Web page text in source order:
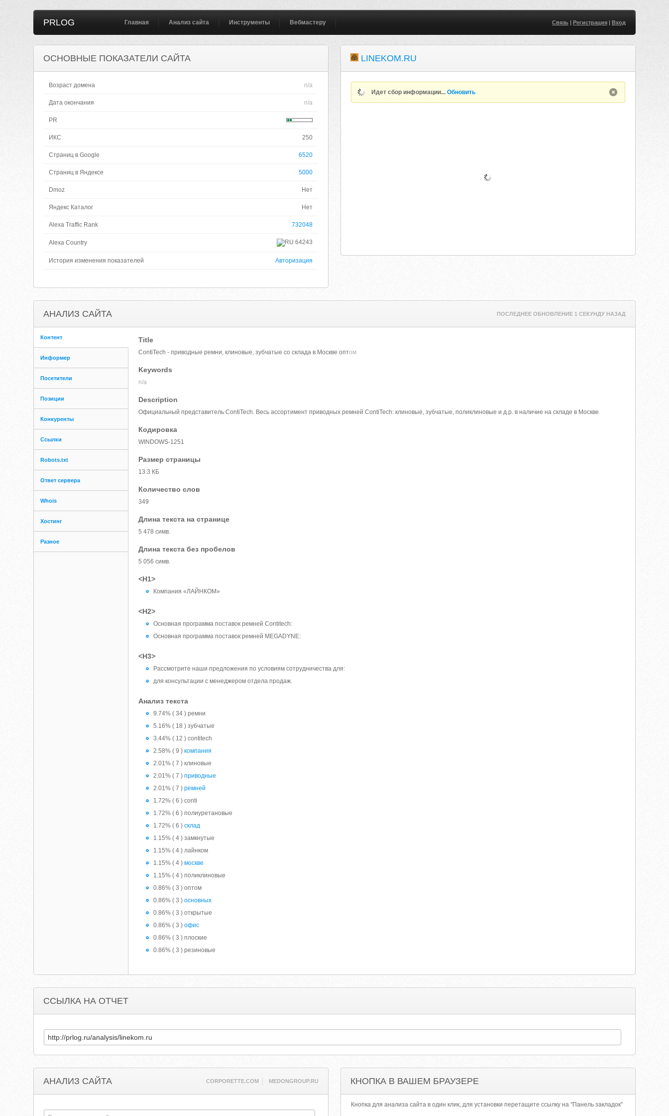
PRLOG Главная Анализ сайта Инструменты Вебмастеру Связь| Регистрация| Вход
ОСНОВНЫЕ ПОКАЗАТЕЛИ САЙТА
Возраст домена n/a
Дата окончания n/a
PR
ИКС 250
Страниц в Google 6520
Страниц в Яндексе 5000
Dmoz Нет
Яндекс Каталог Нет
Alexa Traffic Rank 732048
Alexa Country 64243
История изменения показателей Авторизация
LINEKOM.RU
Идет сбор информации...Обновить
АНАЛИЗ САЙТА ПОСЛЕДНЕЕ ОБНОВЛЕНИЕ 1 СЕКУНДУ НАЗАД
Контент
Информер
Посетители
Позиции
Конкуренты
Ссылки
Robots.txt
Ответ сервера
Whois
Хостинг
Разное
Title
ContiTech - приводные ремни, клиновые, зубчатые со склада в Москве оптом
Keywords
n/a
Description
Официальный представитель ContiTech. Весь ассортимент приводных ремней ContiTech: клиновые, зубчатые, поликлиновые и д.р. в наличие на складе в Москве.
Кодировка
WINDOWS-1251
Размер страницы
13.3 КБ
Количество слов
349
Длина текста на странице
5 478 симв.
Длина текста без пробелов
5 056 симв.
<H1>
Компания «ЛАЙНКОМ»
<H2>
Основная программа поставок ремней Contitech:
Основная программа поставок ремней MEGADYNE:
<H3>
Рассмотрите наши предложения по условиям сотрудничества для:
для консультации с менеджером отдела продаж.
Анализ текста
9.74% ( 34 ) ремни
5.16% ( 18 ) зубчатые
3.44% ( 12 ) contitech
2.58% ( 9 )компания
2.01% ( 7 ) клиновые
2.01% ( 7 )приводные
2.01% ( 7 )ремней
1.72% ( 6 ) conti
1.72% ( 6 ) полиуретановые
1.72% ( 6 )склад
1.15% ( 4 ) замкнутые
1.15% ( 4 ) лайнком
1.15% ( 4 )москве
1.15% ( 4 ) поликлиновые
0.86% ( 3 ) оптом
0.86% ( 3 )основных
0.86% ( 3 ) открытые
0.86% ( 3 )офис
0.86% ( 3 ) плоские
0.86% ( 3 ) резиновые
ССЫЛКА НА ОТЧЕТ
АНАЛИЗ САЙТА CORPORETTE.COM MEDONGROUP.RU КНОПКА В ВАШЕМ БРАУЗЕРЕ
Кнопка для анализа сайта в один клик, для установки перетащите ссылку на "Панель закладок"